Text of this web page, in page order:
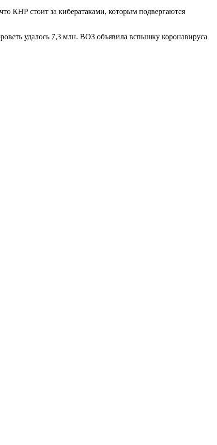
КНР стоит за кибератаками, которым подвергаются
удалось 7,3 млн. ВОЗ объявила вспышку коронавируса